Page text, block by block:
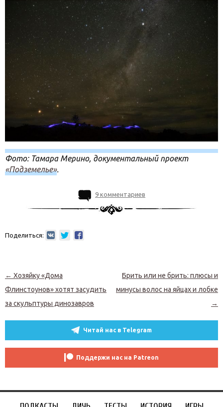
Фото: Тамара Мерино, документальный проект
«Подземелье».
9 комментариев
Поделиться:
Навигация по записям
← Хозяйку «Дома
Флинстоунов» хотят засудить
за скульптуры динозавров
Брить или не брить: плюсы и
минусы волос на яйцах и лобке
→
Читай нас в Telegram
Поддержи нас на Patreon